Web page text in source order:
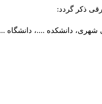
ذکر گردد:
دانشکده ....، دانشگاه